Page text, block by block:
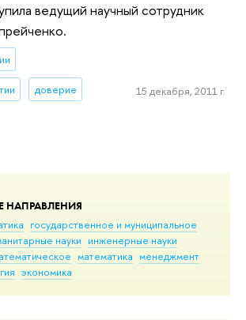
НАПРАВЛЕНИЯ
государственное и муниципальное
науки инженерные науки
математика менеджмент
экономика
ведущий научный сотрудник
доверие 15 декабря, 2011 г.